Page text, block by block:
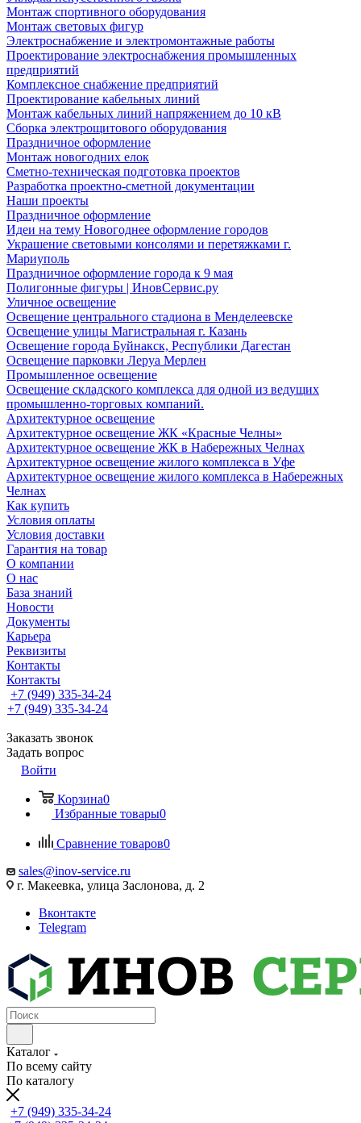
Монтаж спортивного оборудования
Монтаж световых фигур
Электроснабжение и электромонтажные работы
Проектирование электроснабжения промышленных
предприятий
Комплексное снабжение предприятий
Проектирование кабельных линий
Монтаж кабельных линий напряжением до 10 кВ
Сборка электрощитового оборудования
Праздничное оформление
Монтаж новогодних елок
Сметно-техническая подготовка проектов
Разработка проектно-сметной документации
Наши проекты
Праздничное оформление
Идеи на тему Новогоднее оформление городов
Украшение световыми консолями и перетяжками г.
Мариуполь
Праздничное оформление города к 9 мая
Полигонные фигуры | ИновСервис.ру
Уличное освещение
Освещение центрального стадиона в Менделеевске
Освещение улицы Магистральная г. Казань
Освещение города Буйнакск, Республики Дагестан
Освещение парковки Леруа Мерлен
Промышленное освещение
Освещение складского комплекса для одной из ведущих
промышленно-торговых компаний.
Архитектурное освещение
Архитектурное освещение ЖК «Красные Челны»
Архитектурное освещение ЖК в Набережных Челнах
Архитектурное освещение жилого комплекса в Уфе
Архитектурное освещение жилого комплекса в Набережных
Челнах
Как купить
Условия оплаты
Условия доставки
Гарантия на товар
О компании
О нас
База знаний
Новости
Документы
Карьера
Реквизиты
Контакты
Контакты
+7 (949) 335-34-24
+7 (949) 335-34-24
Заказать звонок
Задать вопрос
Войти
Корзина0
Избранные товары0
Сравнение товаров0
sales@inov-service.ru
г. Макеевка, улица Заслонова, д. 2
Вконтакте
Telegram
Каталог
По всему сайту
По каталогу
+7 (949) 335-34-24